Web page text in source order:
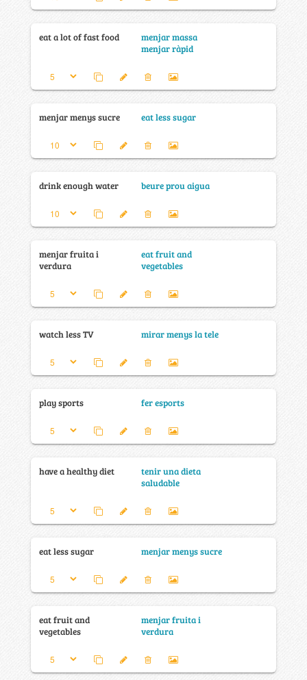
eat a lot of fast food
menjar massa
menjar ràpid
menjar menys sucre eat less sugar
drink enough water beure prou aigua
menjar fruita i
verdura
eat fruit and
vegetables
watch less TV mirar menys la tele
play sports fer esports
have a healthy diet
tenir una dieta
saludable
eat less sugar menjar menys sucre
eat fruit and
vegetables
menjar fruita i
verdura